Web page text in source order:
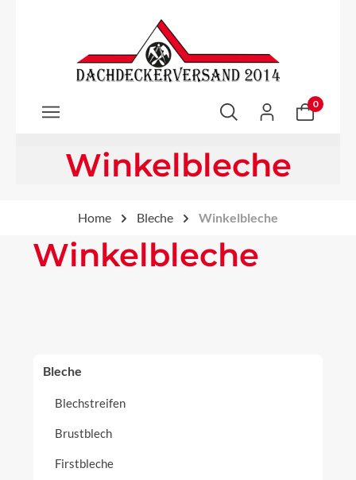
Zum Hauptinhalt springen
0
Winkelbleche
Home Bleche Winkelbleche
Winkelbleche
Bleche
Blechstreifen
Brustblech
Firstbleche